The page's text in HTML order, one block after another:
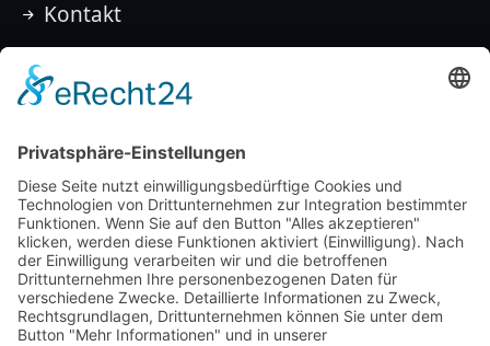
Kontakt
Rechtliches
Datenschutz
Barrierefreiheit
Cookies
Netzwerke